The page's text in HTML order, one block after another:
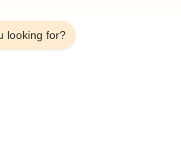
looking for?